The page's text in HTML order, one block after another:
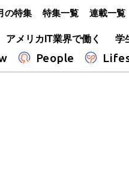
アメリカIT業界で働く
学
People
の特集 特集一覧 連載一覧